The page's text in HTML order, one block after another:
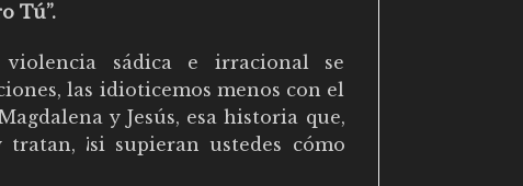
Tú”.
sádica e irracional se
las idioticemos menos con el
y Jesús, esa historia que,
¡si supieran ustedes cómo